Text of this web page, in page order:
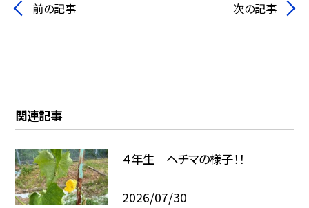
前の記事 次の記事
関連記事
４年生 ヘチマの様子！！
2026/07/30